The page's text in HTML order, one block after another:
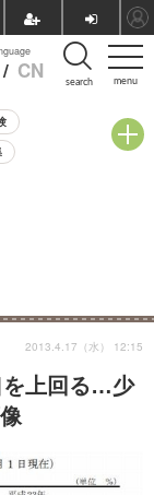
menu
/ CN search
を上回る…少
2013.4.17（水） 12:15